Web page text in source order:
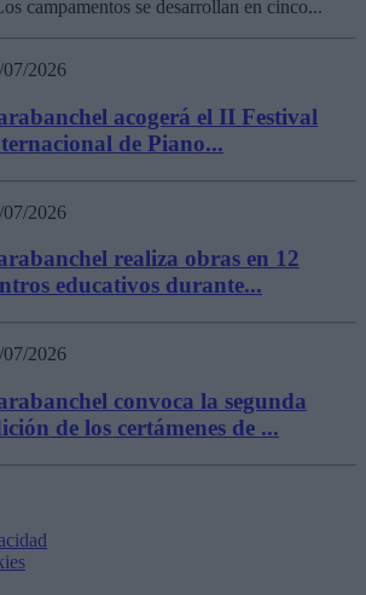
campamentos se desarrollan en cinco...
07/2026
acogerá el II Festival
de Piano...
07/2026
realiza obras en 12
educativos durante...
07/2026
convoca la segunda
de los certámenes de ...